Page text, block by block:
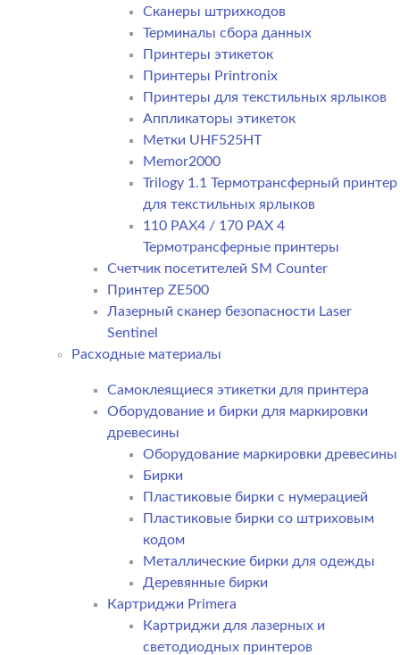
Сканеры штрихкодов
Терминалы сбора данных
Принтеры этикеток
Принтеры Printronix
Принтеры для текстильных ярлыков
Аппликаторы этикеток
Метки UHF525HT
Memor2000
Trilogy 1.1 Термотрансферный принтер
для текстильных ярлыков
110 PAX4 / 170 PAX 4
Термотрансферные принтеры
Счетчик посетителей SM Counter
Принтер ZE500
Лазерный сканер безопасности Laser
Sentinel
Расходные материалы
Самоклеящиеся этикетки для принтера
Оборудование и бирки для маркировки
древесины
Оборудование маркировки древесины
Бирки
Пластиковые бирки с нумерацией
Пластиковые бирки со штриховым
кодом
Металлические бирки для одежды
Деревянные бирки
Картриджи Primera
Картриджи для лазерных и
светодиодных принтеров